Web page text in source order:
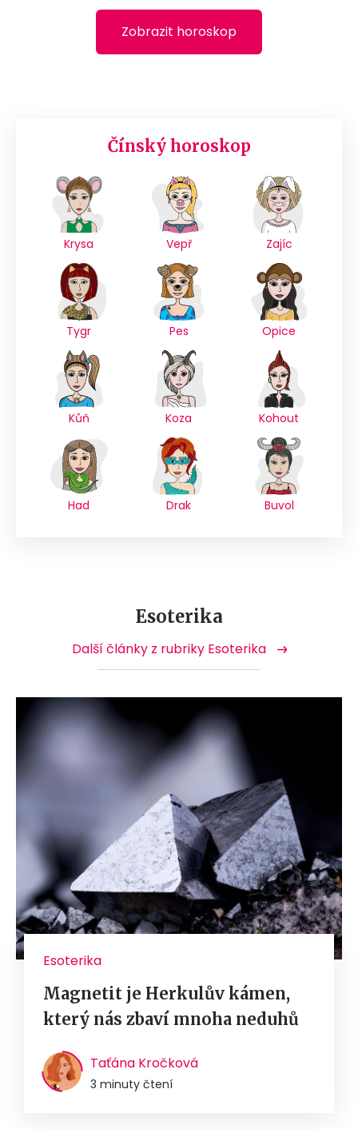
Zobrazit horoskop
Čínský horoskop
Krysa Vepř Zajíc
Tygr Pes Opice
Kůň Koza Kohout
Had Drak Buvol
Esoterika
Další články z rubriky Esoterika
Esoterika
Magnetit je Herkulův kámen,
který nás zbaví mnoha neduhů
Taťána Kročková
3 minuty čtení